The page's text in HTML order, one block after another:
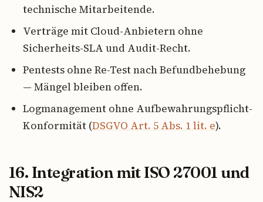
technische Mitarbeitende.
Verträge mit Cloud-Anbietern ohne
Sicherheits-SLA und Audit-Recht.
Pentests ohne Re-Test nach Befundbehebung
— Mängel bleiben offen.
Logmanagement ohne Aufbewahrungspflicht-
Konformität (DSGVO Art. 5 Abs. 1 lit. e).
16. Integration mit ISO 27001 und
NIS2